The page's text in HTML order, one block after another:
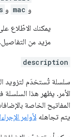
و mac و
يمكنك الاطّلاع
مزيد من التفاصيل.
description
سلسلة تُستخدَم
الأمر. يظهر هذا
المفاتيح الخاصة
يتم تجاهله لأوامر